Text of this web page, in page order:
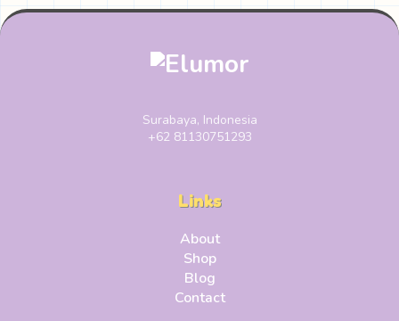
Surabaya, Indonesia
+62 81130751293
Links
About
Shop
Blog
Contact